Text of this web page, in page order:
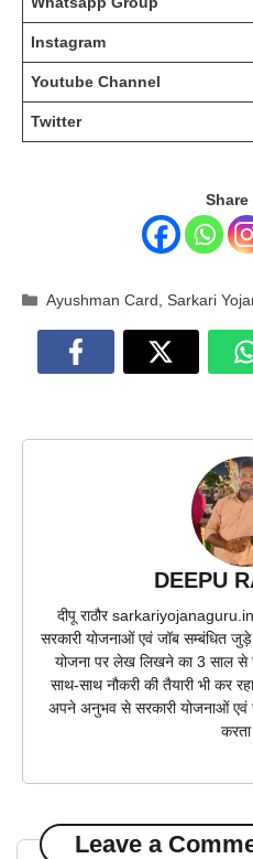
Instagram
Youtube Channel
Twitter
Share
Categories
Ayushman Card,Sarkari
DEEPU
दीपू राठौर
सरकारी योजनाओं एवं जॉब सम्बंधित
योजना पर लेख लिखने का 3 साल
साथ-साथ नौकरी की तैयारी भी कर
अपने अनुभव से सरकारी योजनाओं एवं
Leave a